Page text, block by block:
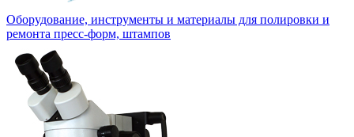
Оборудование, инструменты и материалы для полировки и
ремонта пресс-форм, штампов